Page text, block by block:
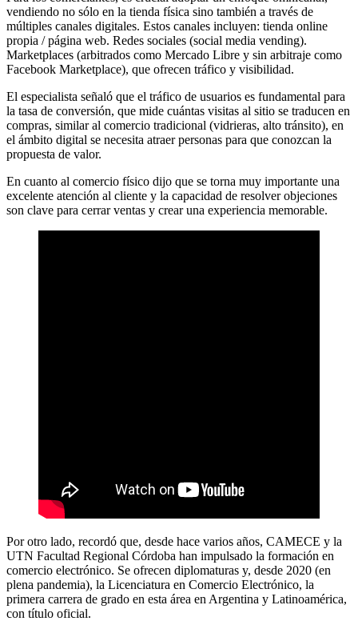
vendiendo no sólo en la tienda física sino también a través de
múltiples canales digitales. Estos canales incluyen: tienda online
propia / página web. Redes sociales (social media vending).
Marketplaces (arbitrados como Mercado Libre y sin arbitraje como
Facebook Marketplace), que ofrecen tráfico y visibilidad.
El especialista señaló que el tráfico de usuarios es fundamental para
la tasa de conversión, que mide cuántas visitas al sitio se traducen en
compras, similar al comercio tradicional (vidrieras, alto tránsito), en
el ámbito digital se necesita atraer personas para que conozcan la
propuesta de valor.
En cuanto al comercio físico dijo que se torna muy importante una
excelente atención al cliente y la capacidad de resolver objeciones
son clave para cerrar ventas y crear una experiencia memorable.
Por otro lado, recordó que, desde hace varios años, CAMECE y la
UTN Facultad Regional Córdoba han impulsado la formación en
comercio electrónico. Se ofrecen diplomaturas y, desde 2020 (en
plena pandemia), la Licenciatura en Comercio Electrónico, la
primera carrera de grado en esta área en Argentina y Latinoamérica,
con título oficial.